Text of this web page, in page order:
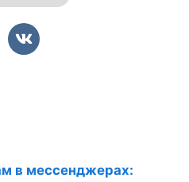
в мессенджерах: